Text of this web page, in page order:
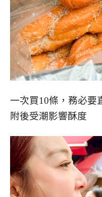
一次買10條，務必要
附後受潮影響酥度